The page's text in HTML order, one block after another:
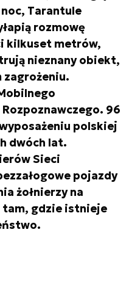
Tarantule
rozmowę
kilkuset metrów,
nieznany obiekt,
zagrożeniu.
96
polskiej
dwóch lat.
Sieci
pojazdy
żołnierzy na
gdzie istnieje